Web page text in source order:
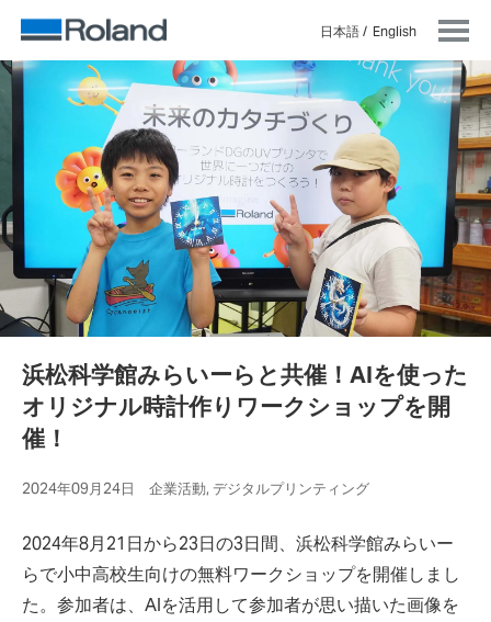
日本語 English
浜松科学館みらいーらと共催！AIを使った
オリジナル時計作りワークショップを開
催！
2024年09月24日 企業活動, デジタルプリンティング
2024年8月21日から23日の3日間、浜松科学館みらいー
らで小中高校生向けの無料ワークショップを開催しまし
た。参加者は、AIを活用して参加者が思い描いた画像を